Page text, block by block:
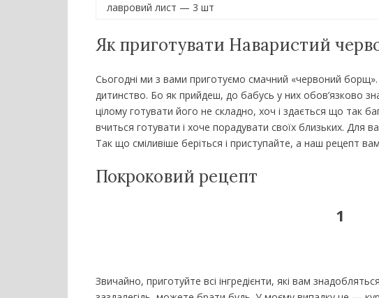
лавровий лист — 3 шт
Як приготувати Наваристий
Сьогодні ми з вами приготуємо смачний «червоний
дитинство. Бо як прийдеш, до бабусь у них обов’язково
цілому готувати його не складно, хоч і здається що так
вчиться готувати і хоче порадувати своїх близьких. Для
Так що сміливіше беріться і приступайте, а наш рецепт
Покроковий рецепт
1
Звичайно, приготуйте всі інгредієнти, які вам